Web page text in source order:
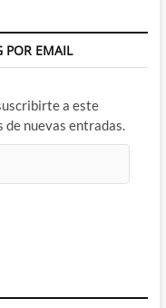
POR EMAIL
a este
nuevas entradas.